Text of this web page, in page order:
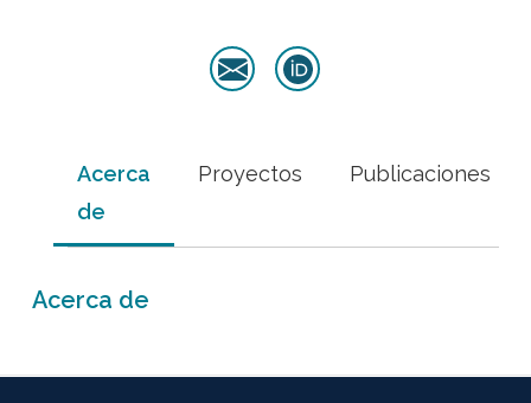
Acerca
de
Proyectos Publicaciones
Acerca de